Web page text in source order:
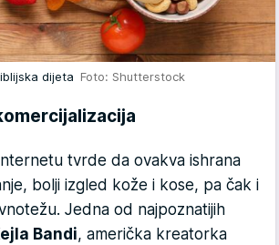
dijeta Foto: Shutterstock
tvrde da ovakva ishrana
bolji izgled kože i kose, pa čak i
Jedna od najpoznatijih
Bandi, američka kreatorka